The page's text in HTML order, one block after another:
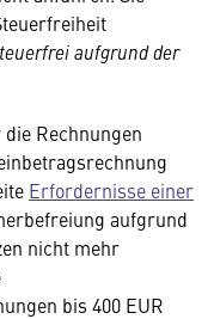
aufgrund der
Rechnungen
Erfordernisse einer
aufgrund
nicht mehr
bis 400 EUR